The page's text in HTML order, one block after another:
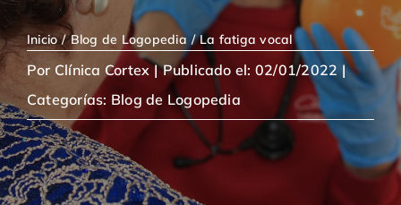
Inicio Blog de Logopedia La fatiga vocal
Por Clínica Cortex | Publicado el: 02/01/2022 |
Categorías: Blog de Logopedia